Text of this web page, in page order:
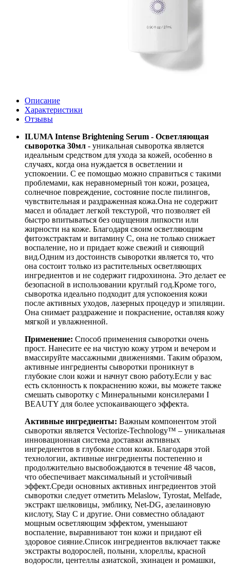
Описание
Характеристики
Отзывы
ILUMA Intense Brightening Serum - Осветляющая
сыворотка 30мл - уникальная сыворотка является
идеальным средством для ухода за кожей, особенно в
случаях, когда она нуждается в осветлении и
успокоении. С ее помощью можно справиться с такими
проблемами, как неравномерный тон кожи, розацеа,
солнечное повреждение, состояние после пилингов,
чувствительная и раздраженная кожа.Она не содержит
масел и обладает легкой текстурой, что позволяет ей
быстро впитываться без ощущения липкости или
жирности на коже. Благодаря своим осветляющим
фитоэкстрактам и витамину С, она не только снижает
воспаление, но и придает коже свежий и сияющий
вид.Одним из достоинств сыворотки является то, что
она состоит только из растительных осветляющих
ингредиентов и не содержит гидрохинона. Это делает ее
безопасной в использовании круглый год.Кроме того,
сыворотка идеально подходит для успокоения кожи
после активных уходов, лазерных процедур и эпиляции.
Она снимает раздражение и покраснение, оставляя кожу
мягкой и увлажненной.
Применение: Способ применения сыворотки очень
прост. Нанесите ее на чистую кожу утром и вечером и
вмассируйте массажными движениями. Таким образом,
активные ингредиенты сыворотки проникнут в
глубокие слои кожи и начнут свою работу.Если у вас
есть склонность к покраснению кожи, вы можете также
смешать сыворотку с Минеральными консилерами I
BEAUTY для более успокаивающего эффекта.
Активные ингредиенты: Важным компонентом этой
сыворотки является Vectorize-Technology™ – уникальная
инновационная система доставки активных
ингредиентов в глубокие слои кожи. Благодаря этой
технологии, активные ингредиенты постепенно и
продолжительно высвобождаются в течение 48 часов,
что обеспечивает максимальный и устойчивый
эффект.Среди основных активных ингредиентов этой
сыворотки следует отметить Melaslow, Tyrostat, Melfade,
экстракт шелковицы, эмблику, Net-DG, азелаиновую
кислоту, Stay C и другие. Они совместно обладают
мощным осветляющим эффектом, уменьшают
воспаление, выравнивают тон кожи и придают ей
здоровое сияние.Список ингредиентов включает также
экстракты водорослей, полыни, хлореллы, красной
водоросли, центеллы азиатской, эхинацеи и ромашки,